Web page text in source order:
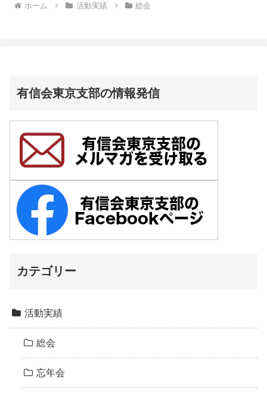
ホーム 活動実績 総会
有信会東京支部の情報発信
カテゴリー
活動実績
総会
忘年会